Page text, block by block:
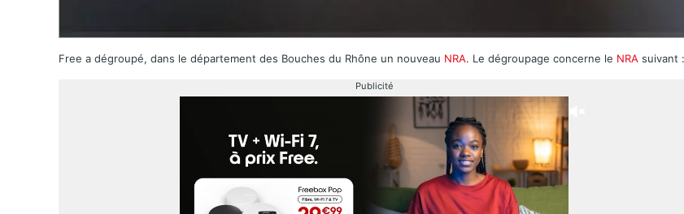
Free a dégroupé, dans le département des Bouches du Rhône un nouveau NRA. Le dégroupage concerne le NRA suivant :
Publicité